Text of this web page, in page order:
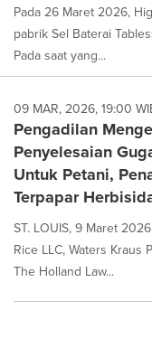
Pada 26 Maret 2026,
pabrik Sel Baterai
Pada saat yang...
09 MAR, 2026, 19:00
Pengadilan
Penyelesaian
Untuk Petani,
Terpapar
ST. LOUIS, 9 Maret
Rice LLC, Waters Kraus
The Holland Law...